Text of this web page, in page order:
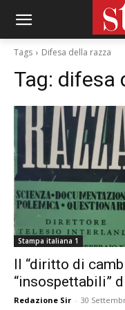
Tags Difesa della razza
Tag: difesa
Stampa italiana 1
Il “diritto di
“insospettabili”
Redazione Sir - 30